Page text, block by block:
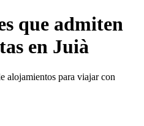
que admiten
en Juià
alojamientos para viajar con